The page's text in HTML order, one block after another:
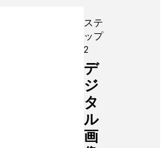
ステ
ップ
2
デ
ジ
タ
ル
画